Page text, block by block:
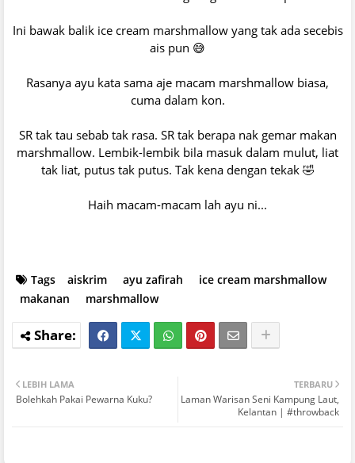
Ini bawak balik ice cream marshmallow yang tak ada secebis
ais pun 😅
Rasanya ayu kata sama aje macam marshmallow biasa,
cuma dalam kon.
SR tak tau sebab tak rasa. SR tak berapa nak gemar makan
marshmallow. Lembik-lembik bila masuk dalam mulut, liat
tak liat, putus tak putus. Tak kena dengan tekak 🤣
Haih macam-macam lah ayu ni...
Tags aiskrim ayu zafirah
ice cream marshmallow
makanan
marshmallow
TERBARU
Laman Warisan Seni Kampung Laut,
Kelantan | #throwback
LEBIH LAMA
Bolehkah Pakai Pewarna Kuku?